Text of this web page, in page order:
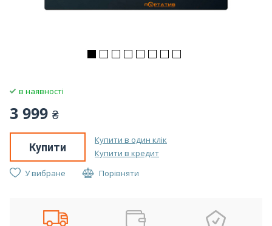
в наявності
3 999 ₴
Купити
Купити в один клік
Купити в кредит
У вибране
Порівняти